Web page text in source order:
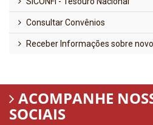
Consultar Convênios
Receber Informações sobre
ACOMPANHE
SOCIAIS